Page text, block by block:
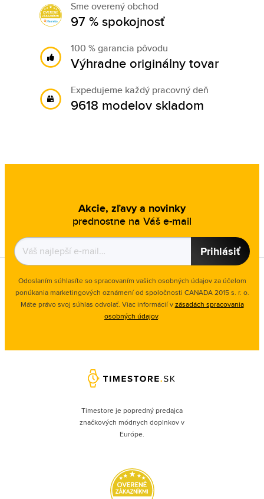
Sme overený obchod
97 % spokojnosť
100 % garancia pôvodu
Výhradne originálny tovar
Expedujeme každý pracovný deň
9618 modelov skladom
Akcie, zľavy a novinky
prednostne na Váš e-mail
Prihlásiť
Odoslaním súhlasíte so spracovaním vašich osobných údajov za účelom
ponúkania marketingových oznámení od spoločnosti CANADA 2015 s. r. o.
Máte právo svoj súhlas odvolať. Viac informácií vzásadách spracovania
osobných údajov.
Timestore je popredný predajca
značkových módnych doplnkov v
Európe.